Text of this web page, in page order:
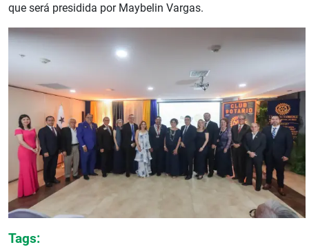
que será presidida por Maybelin Vargas.
Tags: